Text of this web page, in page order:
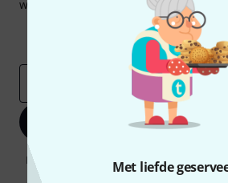
Met liefde
waarde van
per stuk winnen!
Inspirerende bijdragen
Thomann-
Registreer nu
Door op "Registreer nu" te klikken, gaat u
van e-mailreclame. U kunt zich op elk